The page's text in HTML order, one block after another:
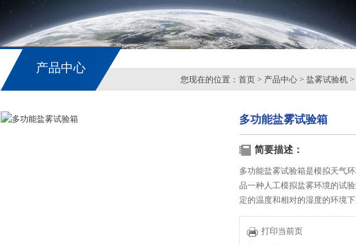
产品中心
您现在的位置： 首页 > 产品中心 > 盐雾试验机 >
多功能盐雾试验箱
简要描述：
多功能盐雾试验箱是模拟天气
品一种人工模拟盐雾环境的试
定的温度和相对的湿度的环境
在一定时间范围内所遭受的破
打印当前页